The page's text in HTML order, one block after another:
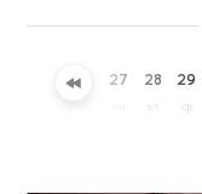
26 27 28 29
ср